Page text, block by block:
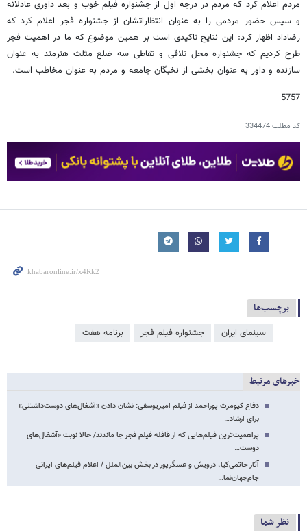
مردم اعلام کرد که مردم در درجه اول از جشنواره فیلم خوب و بعد داوری عادلانه
و سپس حضور مردمی را به عنوان انتظاراتشان از جشنواره فجر اعلام کرد که
رضاداد اظهار کرد: این نتایج تاکیدی است بر همین موضوع که ما در اهمیت فجر
طرح کردیم که جشنواره محل تلاقی و تقاطی سه ضلع مثلث هنرمند به عنوان
سازنده و داور به عنوان بخشی از نخبگان جامعه و مردم به عنوان مخاطب است.
5757
کد مطلب334474
برچسب‌ها
سینمای ایران جشنواره فیلم فجر برنامه هفت
خبرهای مرتبط
دفاع کیومرث پوراحمد از فیلم امیریوسفی: نشان دادن «آشغال‌های دوست‌داشتنی»
برای ارشاد…
پراهمیت‌ترین فیلم‌هایی که از قافله فیلم فجر جا ماندند/ حالا نوبت «آشغال‌های
دوست…
آثار حاتمی‌کیا، درویش و عسگرپور در بخش بین‌الملل / اعلام فیلم‌های ایرانی
جام‌جهان‌نما…
نظر شما